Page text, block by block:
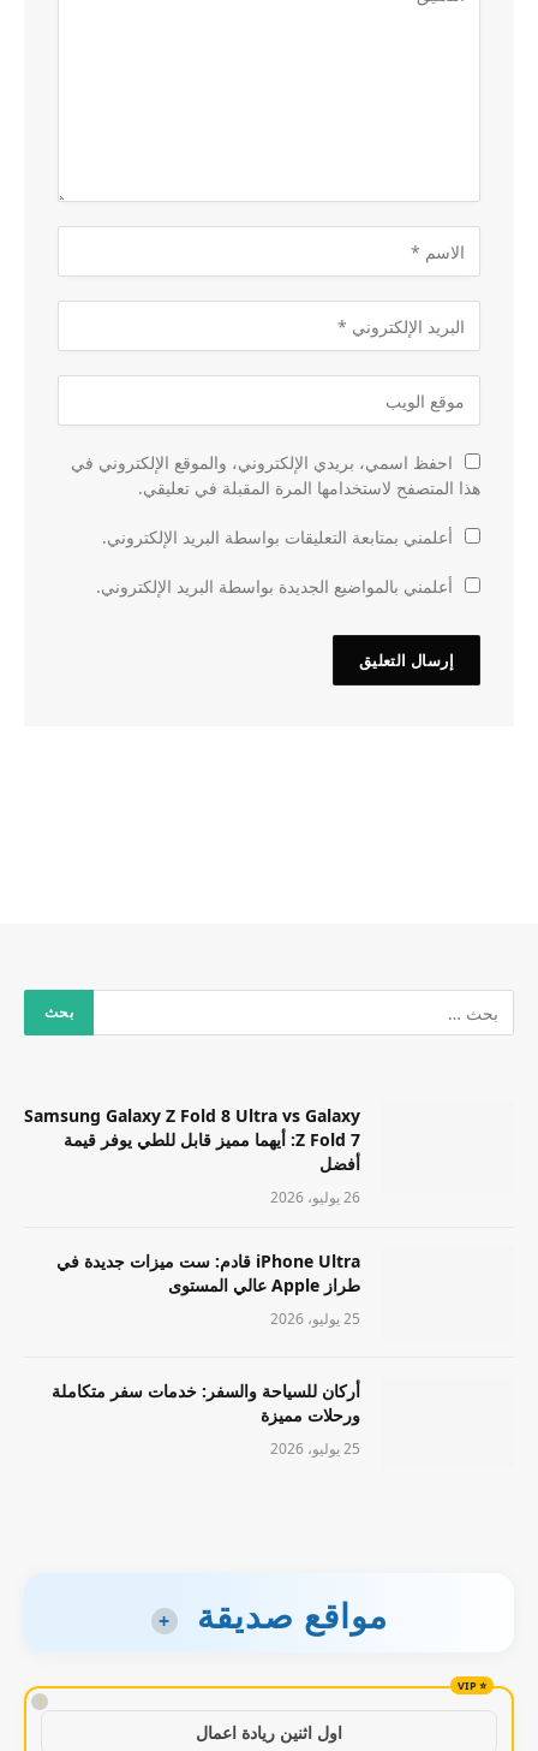
احفظ اسمي، بريدي الإلكتروني، والموقع الإلكتروني في
هذا المتصفح لاستخدامها المرة المقبلة في تعليقي.
أعلمني بمتابعة التعليقات بواسطة البريد الإلكتروني.
أعلمني بالمواضيع الجديدة بواسطة البريد الإلكتروني.
Samsung Galaxy Z Fold 8 Ultra vs Galaxy
Z Fold 7: أيهما مميز قابل للطي يوفر قيمة
أفضل
26 يوليو، 2026
iPhone Ultra قادم: ست ميزات جديدة في
طراز Apple عالي المستوى
25 يوليو، 2026
أركان للسياحة والسفر: خدمات سفر متكاملة
ورحلات مميزة
25 يوليو، 2026
مواقع صديقة +
!
اول اثنين ريادة اعمال